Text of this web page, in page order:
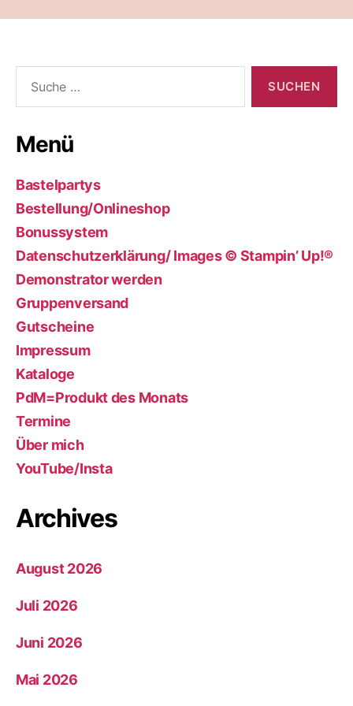
nach:
Menü
Bastelpartys
Bestellung/Onlineshop
Bonussystem
Datenschutzerklärung/ Images © Stampin’ Up!®
Demonstrator werden
Gruppenversand
Gutscheine
Impressum
Kataloge
PdM=Produkt des Monats
Termine
Über mich
YouTube/Insta
Archives
August 2026
Juli 2026
Juni 2026
Mai 2026